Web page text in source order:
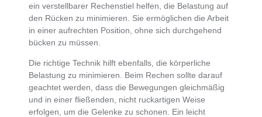
einverstellbarer Rechenstiel helfen, die Belastung auf
den Rücken zu minimieren. Sie ermöglichen die Arbeit
in einer aufrechten Position, ohne sich durchgehend
bücken zu müssen.
Die richtige Technik hilft ebenfalls, die körperliche
Belastung zu minimieren . Beim Rechen sollte darauf
geachtet werden, dassdie Bewegungen gleichmäßig
und in einerfließenden, nicht ruckartigen Weise
erfolgen, um die Gelenke zu schonen. Ein leicht